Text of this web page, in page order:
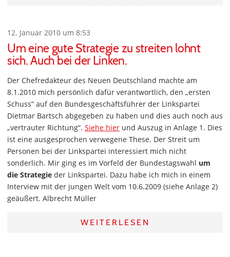
12. Januar 2010 um 8:53
Um eine gute Strategie zu streiten lohnt
sich. Auch bei der Linken.
Der Chefredakteur des Neuen Deutschland machte am
8.1.2010 mich persönlich dafür verantwortlich, den „ersten
Schuss“ auf den Bundesgeschäftsführer der Linkspartei
Dietmar Bartsch abgegeben zu haben und dies auch noch aus
„vertrauter Richtung“. Siehe hier und Auszug in Anlage 1. Dies
ist eine ausgesprochen verwegene These. Der Streit um
Personen bei der Linkspartei interessiert mich nicht
sonderlich. Mir ging es im Vorfeld der Bundestagswahl um
die Strategie der Linkspartei. Dazu habe ich mich in einem
Interview mit der jungen Welt vom 10.6.2009 (siehe Anlage 2)
geäußert. Albrecht Müller
WEITERLESEN